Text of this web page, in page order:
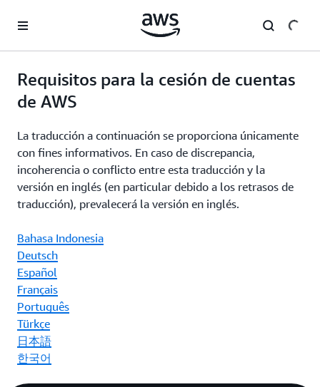
Requisitos para la cesión de cuentas
de AWS
La traducción a continuación se proporciona únicamente
con fines informativos. En caso de discrepancia,
incoherencia o conflicto entre esta traducción y la
versión en inglés (en particular debido a los retrasos de
traducción), prevalecerá la versión en inglés.
Bahasa Indonesia
Deutsch
Español
Français
Português
Türkçe
日本語
한국어